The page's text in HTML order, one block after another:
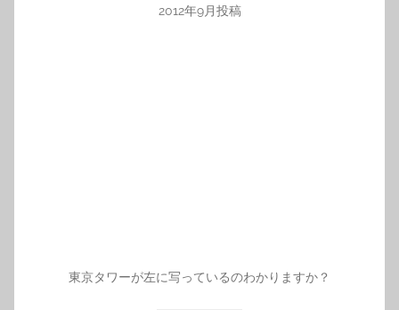
2012年9月投稿
東京タワーが左に写っているのわかりますか？